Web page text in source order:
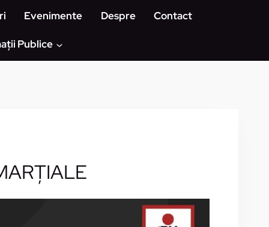
Evenimente Despre Contact
Publice